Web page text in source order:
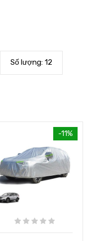
Số lượng: 12
-11%